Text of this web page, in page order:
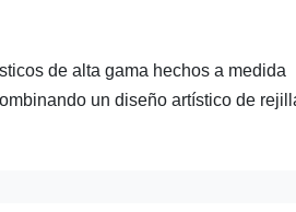
de alta gama hechos a medida
un diseño artístico de